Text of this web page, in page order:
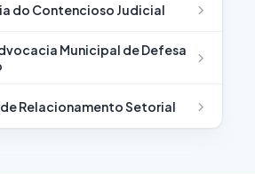
do Contencioso Judicial
Municipal de Defesa
Relacionamento Setorial